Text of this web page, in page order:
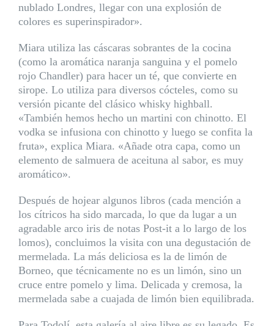
nublado Londres, llegar con una explosión de
colores es superinspirador».
Miara utiliza las cáscaras sobrantes de la cocina
(como la aromática naranja sanguina y el pomelo
rojo Chandler) para hacer un té, que convierte en
sirope. Lo utiliza para diversos cócteles, como su
versión picante del clásico whisky highball.
«También hemos hecho un martini con chinotto. El
vodka se infusiona con chinotto y luego se confita la
fruta», explica Miara. «Añade otra capa, como un
elemento de salmuera de aceituna al sabor, es muy
aromático».
Después de hojear algunos libros (cada mención a
los cítricos ha sido marcada, lo que da lugar a un
agradable arco iris de notas Post-it a lo largo de los
lomos), concluimos la visita con una degustación de
mermelada. La más deliciosa es la de limón de
Borneo, que técnicamente no es un limón, sino un
cruce entre pomelo y lima. Delicada y cremosa, la
mermelada sabe a cuajada de limón bien equilibrada.